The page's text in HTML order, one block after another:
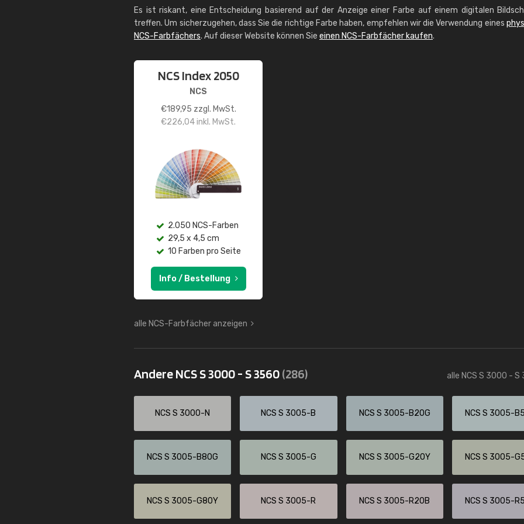
Es ist riskant, eine Entscheidung basierend auf der Anzeige einer Farbe auf einem digitalen
treffen. Um sicherzugehen, dass Sie die richtige Farbe haben, empfehlen wir die Verwendung eines
NCS-Farbfächers. Auf dieser Website können Sie einen NCS-Farbfächer kaufen.
NCS Index 2050
NCS
€189,95 zzgl. MwSt.
€226,04inkl. MwSt.
2.050 NCS-Farben
29,5 x 4,5 cm
10 Farben pro Seite
Info / Bestellung
alle NCS-Farbfächer anzeigen
Andere NCS S 3000 - S 3560(286) alle NCS S 3000 - S
NCS S 3000-N NCS S 3005-B NCS S 3005-B20G NCS S 3005-
NCS S 3005-B80G NCS S 3005-G NCS S 3005-G20Y NCS S 3005-
NCS S 3005-G80Y NCS S 3005-R NCS S 3005-R20B NCS S 3005-